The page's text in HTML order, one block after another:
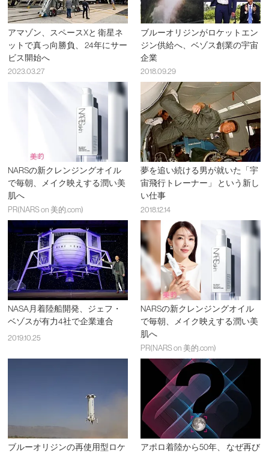
アマゾン、スペースXと 衛星ネ
ットで真っ向勝負、 24年にサー
ビス開始へ
2023.03.27
ブルーオリジンがロケットエン
ジン供給へ、ベゾス創業の宇宙
企業
2018.09.29
NARSの新クレンジングオイル
で毎朝、メイク映えする潤い美
肌へ
PR(NARS on 美的.com)
夢を追い続ける男が就いた「宇
宙飛行トレーナー」 という新し
い仕事
2018.12.14
NASA月着陸船開発、ジェフ・
ベゾスが有力4社で企業連合
2019.10.25
NARSの新クレンジングオイル
で毎朝、メイク映えする潤い美
肌へ
PR(NARS on 美的.com)
ブルーオリジンの再使用型ロケ
アポロ着陸から50年、 なぜ再び